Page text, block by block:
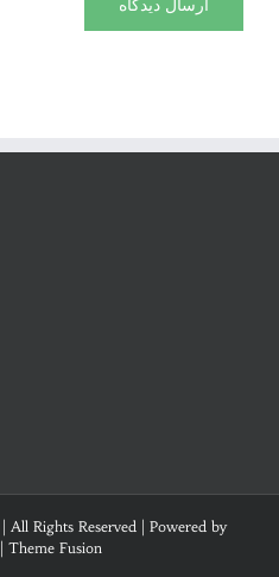
Rights Reserved | Powered by
Theme Fusion